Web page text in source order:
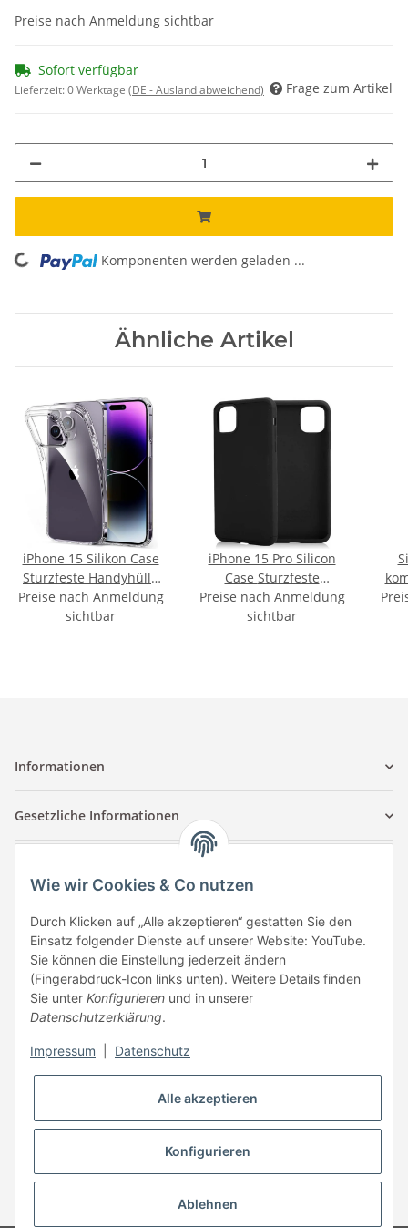
Preise nach Anmeldung sichtbar
Sofort verfügbar
Lieferzeit:0 Werktage (DE - Ausland abweichend) Frage zum Artikel
Loading... Komponenten werden geladen ...
Ähnliche Artikel
iPhone 15 Silikon Case
Sturzfeste Handyhülle
Transparent
Preise nach Anmeldung
sichtbar
iPhone 15 Pro Silicon
Case Sturzfeste
Handyhülle Schwarz
Preise nach Anmeldung
sichtbar
13
Informationen
Gesetzliche Informationen
Tuccar GmbH
Raum A-123
Anton-Kux-Str.2
41460 Neuss
E-Mail: info @ megaphonic.de
Kundenservice
Mo - Fr 10:00 - 18:00
Mail: info @ megaphonic.de
* Alle Preise inkl. gesetzlicher USt.
Wie wir Cookies & Co nutzen
Durch Klicken auf „Alle akzeptieren“ gestatten Sie den
Einsatz folgender Dienste auf unserer Website: YouTube.
Sie können die Einstellung jederzeit ändern
(Fingerabdruck-Icon links unten). Weitere Details finden
Sie unter Konfigurieren und in unserer
Datenschutzerklärung.
Impressum Datenschutz
Alle akzeptieren
Konfigurieren
Ablehnen